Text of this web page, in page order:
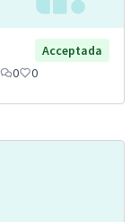
Acceptada
0 0